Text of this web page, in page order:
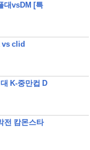
대vsDM [특
vs clid
K-중만컵 D
전 캄몬스타